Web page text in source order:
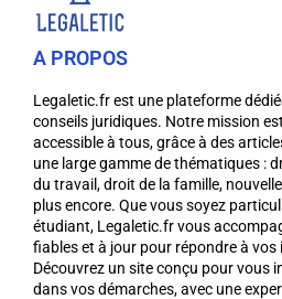
A PROPOS
Legaletic.fr est une plateforme
conseils juridiques. Notre mission
accessible à tous, grâce à des
une large gamme de thématiques :
du travail, droit de la famille,
plus encore. Que vous soyez
étudiant, Legaletic.fr vous
fiables et à jour pour répondre à
Découvrez un site conçu pour vous
dans vos démarches, avec une